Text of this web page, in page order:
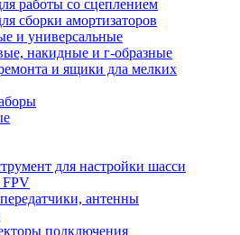
работы со сцеплением
сборки амортизаторов
и универсальные
накидные и г-образные
и ящики дла мелких
для настройки шасси
антенны
подключения